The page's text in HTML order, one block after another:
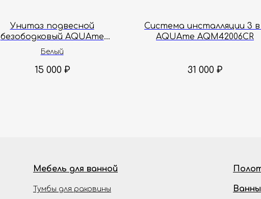
Унитаз подвесной
безободковый AQUAme
AQM2002PRO 49x37x36 см
Белый
15 000 ₽
Система инсталляции 3 в
AQUAme AQM42006CR
31 000 ₽
Мебель для ванной
Тумбы для раковины
Ванны